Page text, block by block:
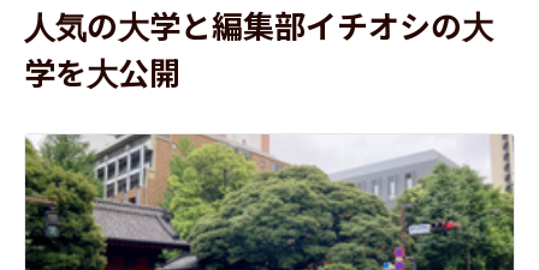
人気の大学と編集部イチオシの大
学を大公開